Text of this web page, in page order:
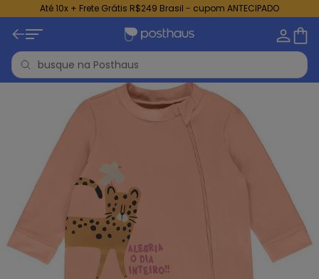
Até 10x + Frete Grátis R$249 Brasil - cupom ANTECIPADO